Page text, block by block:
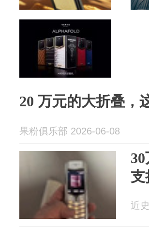
20 万元的大折叠，
果粉俱乐部 2026-06-08
支
近